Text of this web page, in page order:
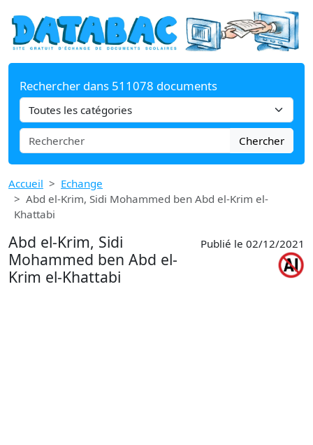
Rechercher dans 511078 documents
Chercher
Accueil
Echange
Abd el-Krim, Sidi Mohammed ben Abd el-Krim el-
Khattabi
Abd el-Krim, Sidi
Mohammed ben Abd el-
Krim el-Khattabi
Publié le 02/12/2021